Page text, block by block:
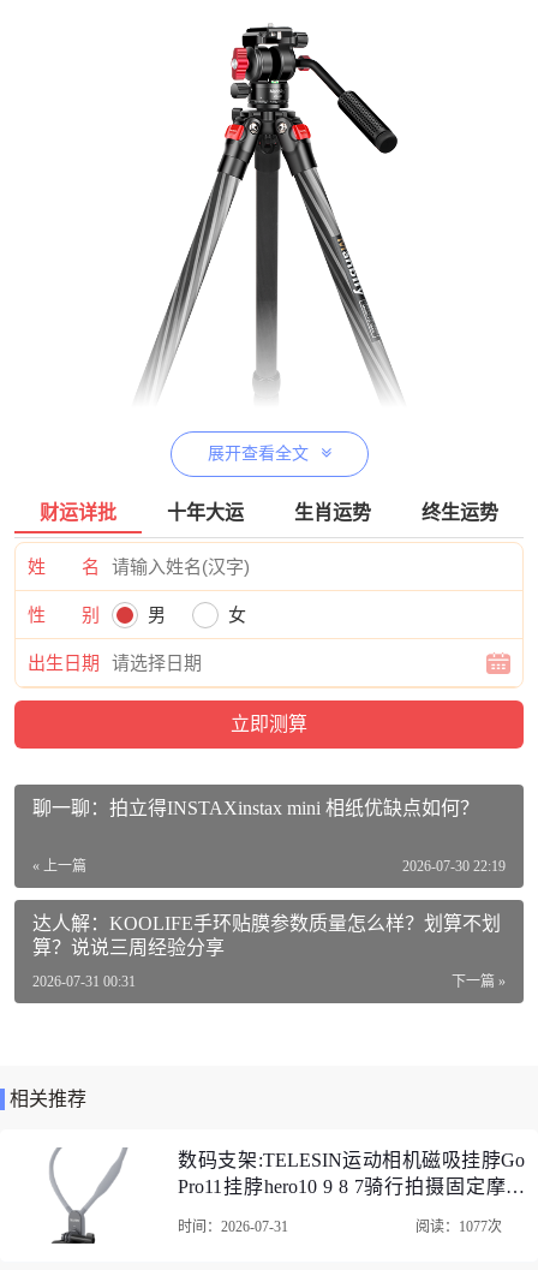
曼比利（Manbily）YS-254价格参考：
曼比利（Manbily） YS-254C相机三脚架单反碳纤维摄影轻便
微单低角度便携摄像手机小三角支架 碳纤维三脚架【微型液
压云台款】活动到手价格568元
曼比利（Manbily）YS-254出厂参数：
商品名称：曼比利（Manbily）YS-254
商品编号：10058035044395
商品毛重：1.25kg
材质：碳纤维
云台类型：球型云台
商品承重：5kg-10kg(含)
适用场景：直播，摄影，摄像
曼比利（Manbily）YS-254三脚架/云台口碑评价
展开查看全文
财运详批 十年大运 生肖运势 终生运势
姓 名
性 别 男 女
出生日期
聊一聊：拍立得INSTAXinstax mini 相纸优缺点如何？
« 上一篇 2026-07-30 22:19
达人解：KOOLIFE手环贴膜参数质量怎么样？划算不划
算？说说三周经验分享
下一篇 »
2026-07-31 00:31
相关推荐
数码支架:TELESIN运动相机磁吸挂脖Go
Pro11挂脖hero10 9 8 7骑行拍摄固定摩托
点评推荐
时间：2026-07-31 阅读：1077次